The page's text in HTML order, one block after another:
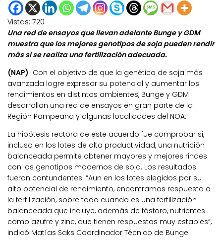
Vistas: 720
Una red de ensayos que llevan adelante Bunge y GDM
muestra que los mejores genotipos de soja pueden rendir
más si se realiza una fertilización adecuada.
(NAP) Con el objetivo de que la genética de soja más
avanzada logre expresar su potencial y aumentar los
rendimientos en distintos ambientes, Bunge y GDM
desarrollan una red de ensayos en gran parte de la
Región Pampeana y algunas localidades del NOA.
La hipótesis rectora de este acuerdo fue comprobar si,
incluso en los lotes de alta productividad, una nutrición
balanceada permite obtener mayores y mejores rindes
con los genotipos modernos de soja. Los resultados
fueron contundentes. “Aun en los lotes elegidos por su
alto potencial de rendimiento, encontramos respuesta a
la fertilización, sobre todo cuando es una fertilización
balanceada que incluye, además de fósforo, nutrientes
como azufre y zinc, que tienen respuestas muy estables”,
indicó Matías Saks Coordinador Técnico de Bunge.